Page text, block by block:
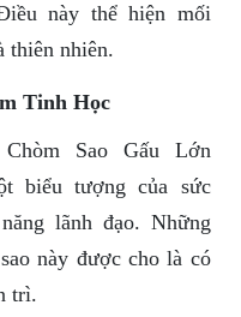
này thể hiện mối
thiên nhiên.
Tinh Học
Sao Gấu Lớn
biểu tượng của sức
lãnh đạo. Những
này được cho là có
trì.